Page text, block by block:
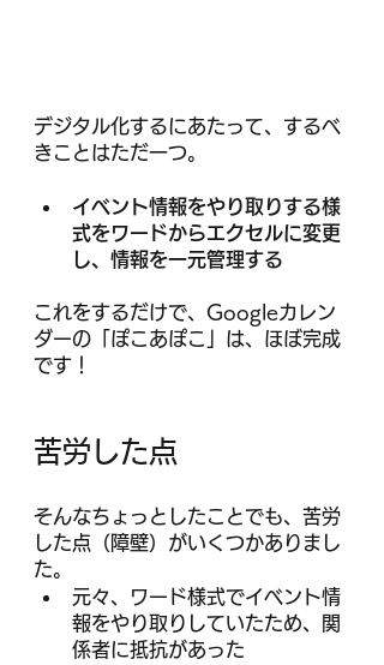
デジタル化するにあたって、するべ
きことはただ一つ。
イベント情報をやり取りする様
式をワードからエクセルに変更
し、情報を一元管理する
これをするだけで、Googleカレン
ダーの「ぽこあぽこ」は、ほぼ完成
です！
苦労した点
そんなちょっとしたことでも、苦労
した点（障壁）がいくつかありまし
た。
元々、ワード様式でイベント情
報をやり取りしていたため、関
係者に抵抗があった